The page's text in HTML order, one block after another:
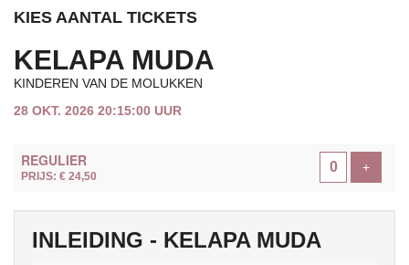
KIES AANTAL TICKETS
KELAPA MUDA
KINDEREN VAN DE MOLUKKEN
28 OKT. 2026 20:15:00 UUR
REGULIER
PRIJS: € 24,50
+Voeg
INLEIDING - KELAPA MUDA